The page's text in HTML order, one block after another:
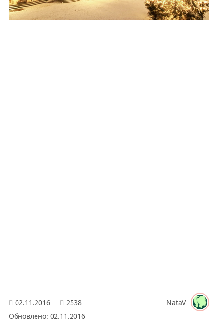
02.11.2016 2538
NataV
Обновлено: 02.11.2016